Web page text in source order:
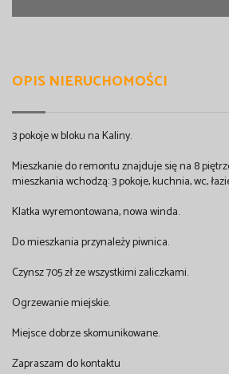
OPIS NIERUCHOMOŚCI
3 pokoje w bloku na Kaliny.
Mieszkanie do remontu znajduje się na 8
mieszkania wchodzą: 3 pokoje, kuchnia, wc,
Klatka wyremontowana, nowa winda.
Do mieszkania przynależy piwnica.
Czynsz 705 zł ze wszystkimi zaliczkami.
Ogrzewanie miejskie.
Miejsce dobrze skomunikowane.
Zapraszam do kontaktu